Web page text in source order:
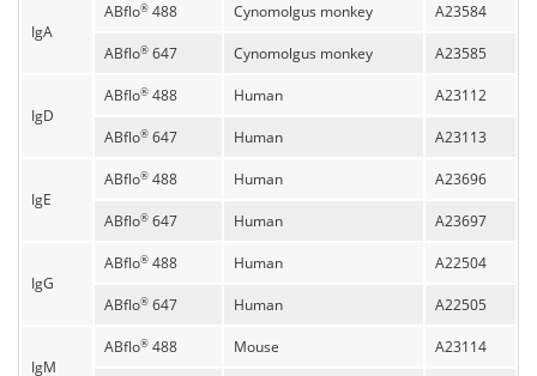
IgA
ABflo® 488 Cynomolgus monkey A23584
ABflo® 647 Cynomolgus monkey A23585
IgD
ABflo® 488 Human A23112
ABflo® 647 Human A23113
IgE
ABflo® 488 Human A23696
ABflo® 647 Human A23697
IgG
ABflo® 488 Human A22504
ABflo® 647 Human A22505
IgM
ABflo® 488 Mouse A23114